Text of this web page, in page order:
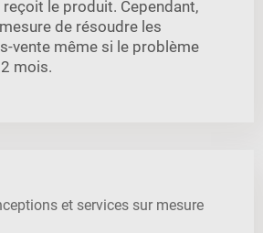
reçoit le produit. Cependant,
de résoudre les
vente même si le problème
mois.
et services sur mesure